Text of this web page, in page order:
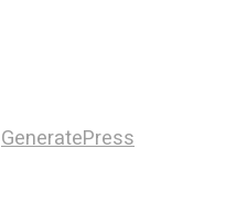
GeneratePress